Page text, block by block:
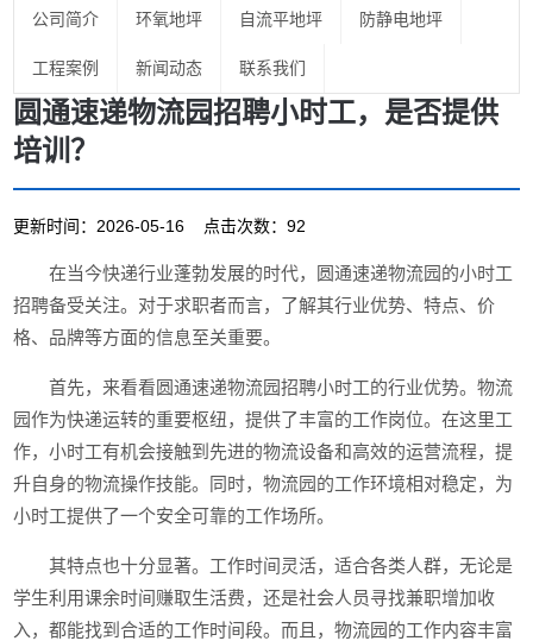
公司简介 环氧地坪 自流平地坪 防静电地坪
工程案例 新闻动态 联系我们
圆通速递物流园招聘小时工，是否提供
培训？
更新时间：2026-05-16 点击次数：92
在当今快递行业蓬勃发展的时代，圆通速递物流园的小时工
招聘备受关注。对于求职者而言，了解其行业优势、特点、价
格、品牌等方面的信息至关重要。
首先，来看看圆通速递物流园招聘小时工的行业优势。物流
园作为快递运转的重要枢纽，提供了丰富的工作岗位。在这里工
作，小时工有机会接触到先进的物流设备和高效的运营流程，提
升自身的物流操作技能。同时，物流园的工作环境相对稳定，为
小时工提供了一个安全可靠的工作场所。
其特点也十分显著。工作时间灵活，适合各类人群，无论是
学生利用课余时间赚取生活费，还是社会人员寻找兼职增加收
入，都能找到合适的工作时间段。而且，物流园的工作内容丰富